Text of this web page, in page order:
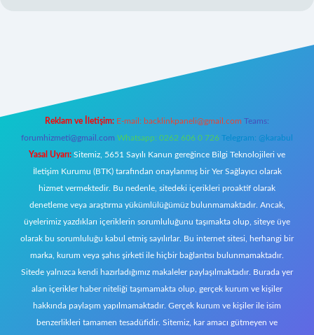
Reklam ve İletişim: E-mail: backlinkpaneli@gmail.com Teams:
forumhizmeti@gmail.com Whatsapp: 0262 606 0 726 Telegram: @karabul
Yasal Uyarı: Sitemiz, 5651 Sayılı Kanun gereğince Bilgi Teknolojileri ve
İletişim Kurumu (BTK) tarafından onaylanmış bir Yer Sağlayıcı olarak
hizmet vermektedir. Bu nedenle, sitedeki içerikleri proaktif olarak
denetleme veya araştırma yükümlülüğümüz bulunmamaktadır. Ancak,
üyelerimiz yazdıkları içeriklerin sorumluluğunu taşımakta olup, siteye üye
olarak bu sorumluluğu kabul etmiş sayılırlar. Bu internet sitesi, herhangi bir
marka, kurum veya şahıs şirketi ile hiçbir bağlantısı bulunmamaktadır.
Sitede yalnızca kendi hazırladığımız makaleler paylaşılmaktadır. Burada yer
alan içerikler haber niteliği taşımamakta olup, gerçek kurum ve kişiler
hakkında paylaşım yapılmamaktadır. Gerçek kurum ve kişiler ile isim
benzerlikleri tamamen tesadüfidir. Sitemiz, kar amacı gütmeyen ve